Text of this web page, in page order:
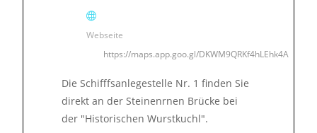
Webseite
https://maps.app.goo.gl/DKWM9QRKf4hLEhk4A
Die Schifffsanlegestelle Nr. 1 finden Sie
direkt an der Steinenrnen Brücke bei
der "Historischen Wurstkuchl".